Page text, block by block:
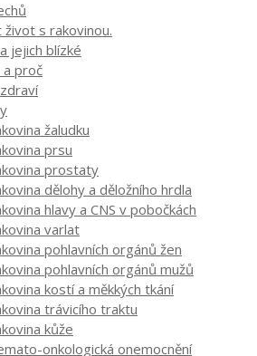
život s rakovinou.
jejich blízké
a proč
žaludku
prsu
prostaty
dělohy a děložního hrdla
hlavy a CNS v pobočkách
varlat
pohlavních orgánů žen
pohlavních orgánů mužů
kostí a měkkých tkání
trávicího traktu
kůže
onkologická onemocnění